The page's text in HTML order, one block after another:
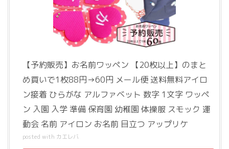
【予約販売】お名前ワッペン 【20枚以上】のまと
め買いで1枚88円→60円 メール便 送料無料アイロ
ン接着 ひらがな アルファベット 数字 1文字 ワッペ
ン 入園 入学 準備 保育園 幼稚園 体操服 スモック 運
動会 名前 アイロン お名前 目立つ アップリケ
posted with カエレバ